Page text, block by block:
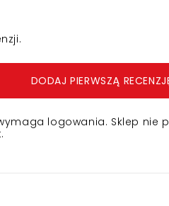
DODAJ PIERWSZĄ
logowania. Sklep nie